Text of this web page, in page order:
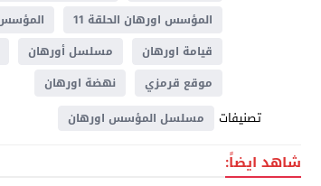
المؤسس اورهان الحلقة 11
المؤسس
قيامة اورهان
مسلسل أورهان
موقع قرمزي
نهضة اورهان
تصنيفات مسلسل المؤسس اورهان
شاهد ايضاً: